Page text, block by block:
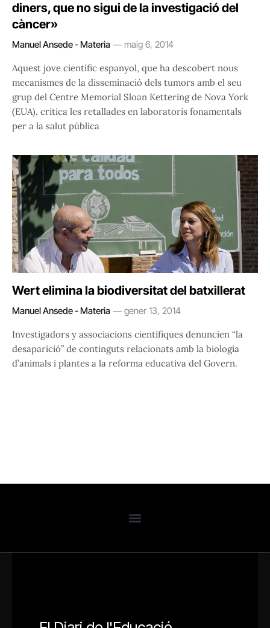
diners, que no sigui de la investigació del
càncer»
Manuel Ansede - Materia maig 6, 2014
Aquest jove científic espanyol, que ha descobert nous
mecanismes de la disseminació dels tumors amb el seu
grup del Centre Memorial Sloan Kettering de Nova York
(EUA), critica les retallades en laboratoris fonamentals
per a la salut pública
Wert elimina la biodiversitat del batxillerat
Manuel Ansede - Materia gener 13, 2014
Investigadors y associacions científiques denuncien “la
desaparició” de continguts relacionats amb la biologia
d’animals i plantes a la reforma educativa del Govern.